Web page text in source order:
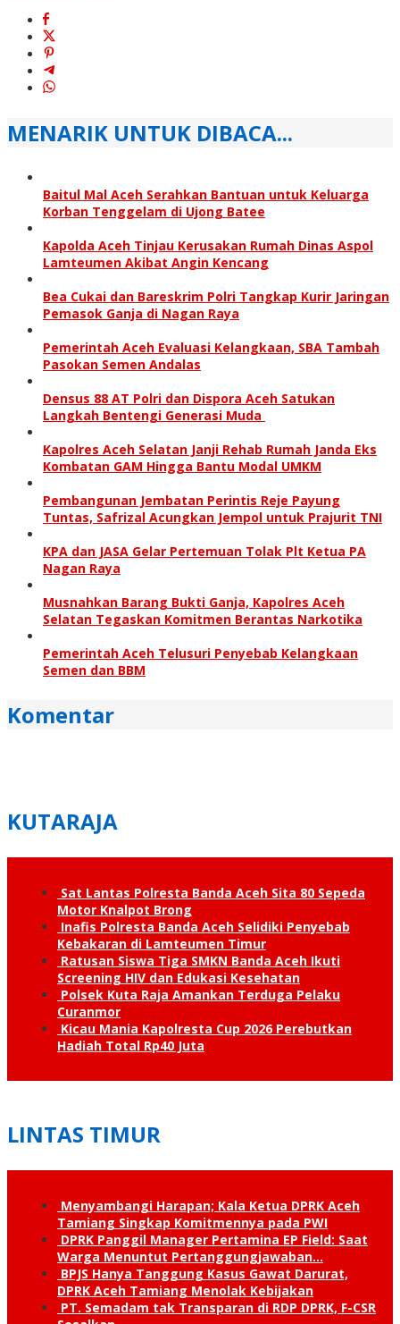
MENARIK UNTUK DIBACA...
Baitul Mal Aceh Serahkan Bantuan untuk Keluarga
Korban Tenggelam di Ujong Batee
Kapolda Aceh Tinjau Kerusakan Rumah Dinas Aspol
Lamteumen Akibat Angin Kencang
Bea Cukai dan Bareskrim Polri Tangkap Kurir Jaringan
Pemasok Ganja di Nagan Raya
Pemerintah Aceh Evaluasi Kelangkaan, SBA Tambah
Pasokan Semen Andalas
Densus 88 AT Polri dan Dispora Aceh Satukan
Langkah Bentengi Generasi Muda
Kapolres Aceh Selatan Janji Rehab Rumah Janda Eks
Kombatan GAM Hingga Bantu Modal UMKM
Pembangunan Jembatan Perintis Reje Payung
Tuntas, Safrizal Acungkan Jempol untuk Prajurit TNI
KPA dan JASA Gelar Pertemuan Tolak Plt Ketua PA
Nagan Raya
Musnahkan Barang Bukti Ganja, Kapolres Aceh
Selatan Tegaskan Komitmen Berantas Narkotika
Pemerintah Aceh Telusuri Penyebab Kelangkaan
Semen dan BBM
Komentar
KUTARAJA
Sat Lantas Polresta Banda Aceh Sita 80 Sepeda
Motor Knalpot Brong
Inafis Polresta Banda Aceh Selidiki Penyebab
Kebakaran di Lamteumen Timur
Ratusan Siswa Tiga SMKN Banda Aceh Ikuti
Screening HIV dan Edukasi Kesehatan
Polsek Kuta Raja Amankan Terduga Pelaku
Curanmor
Kicau Mania Kapolresta Cup 2026 Perebutkan
Hadiah Total Rp40 Juta
LINTAS TIMUR
Menyambangi Harapan; Kala Ketua DPRK Aceh
Tamiang Singkap Komitmennya pada PWI
DPRK Panggil Manager Pertamina EP Field: Saat
Warga Menuntut Pertanggung­jawaban…
BPJS Hanya Tanggung Kasus Gawat Darurat,
DPRK Aceh Tamiang Menolak Kebijakan
PT. Semadam tak Transparan di RDP DPRK, F-CSR